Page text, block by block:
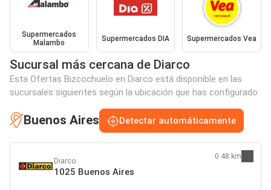
Supermercados
Malambo
Supermercados DIA Supermercados Vea
Sucursal más cercana de Diarco
Esta Ofertas Bizcochuelo en Diarco está disponible en las
sucursales siguientes según la ubicación que has configurado:
Buenos Aires Detectar automáticamente
Diarco
1025 Buenos Aires
0.48 km